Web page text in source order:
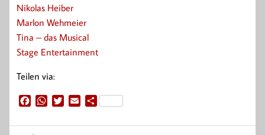
Nikolas Heiber
Marlon Wehmeier
Tina – das Musical
Stage Entertainment
Teilen via:
c
W
a
i
a
T
i